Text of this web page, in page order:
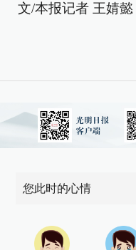
文/本报记者 王婧懿
您此时的心情